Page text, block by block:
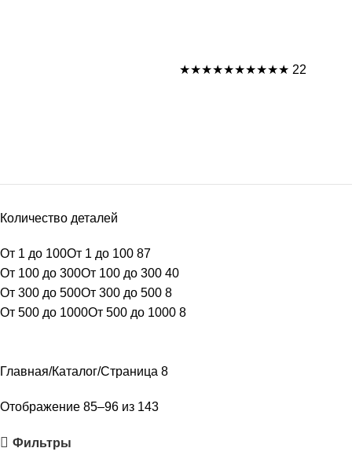
★★★★★★★★★★ 22
Количество деталей
От 1 до 100От 1 до 100 87
От 100 до 300От 100 до 300 40
От 300 до 500От 300 до 500 8
От 500 до 1000От 500 до 1000 8
Главная Каталог Страница 8
Отображение 85–96 из 143
Фильтры